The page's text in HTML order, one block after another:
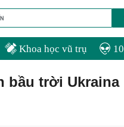
Khoa học vũ trụ
bầu trời Ukraina